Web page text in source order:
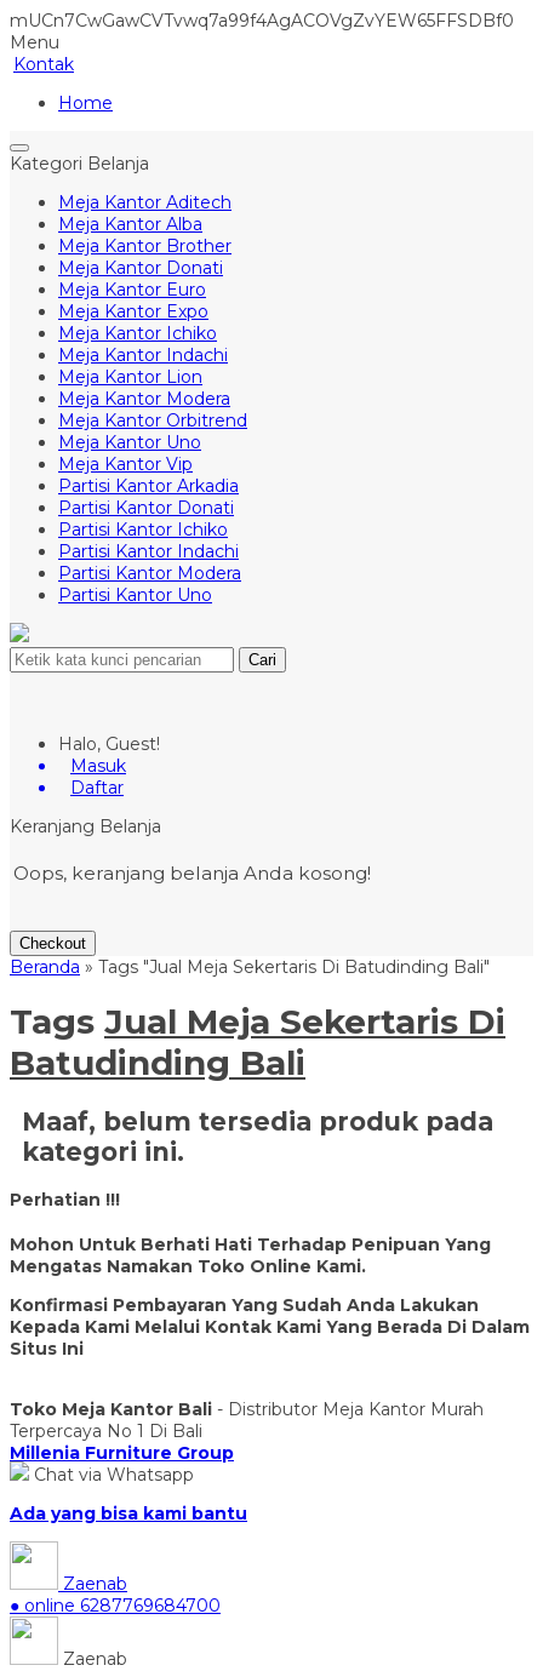
mUCn7CwGawCVTvwq7a99f4AgACOVgZvYEW65FFSDBf0
Menu
Kontak
Home
Kategori Belanja
Meja Kantor Aditech
Meja Kantor Alba
Meja Kantor Brother
Meja Kantor Donati
Meja Kantor Euro
Meja Kantor Expo
Meja Kantor Ichiko
Meja Kantor Indachi
Meja Kantor Lion
Meja Kantor Modera
Meja Kantor Orbitrend
Meja Kantor Uno
Meja Kantor Vip
Partisi Kantor Arkadia
Partisi Kantor Donati
Partisi Kantor Ichiko
Partisi Kantor Indachi
Partisi Kantor Modera
Partisi Kantor Uno
Cari
Halo, Guest!
Masuk
Daftar
Keranjang Belanja
Oops, keranjang belanja Anda kosong!
Checkout
Beranda » Tags "Jual Meja Sekertaris Di Batudinding Bali"
Tags Jual Meja Sekertaris Di
Batudinding Bali
Maaf, belum tersedia produk pada
kategori ini.
Perhatian !!!
Mohon Untuk Berhati Hati Terhadap Penipuan Yang
Mengatas Namakan Toko Online Kami.
Konfirmasi Pembayaran Yang Sudah Anda Lakukan
Kepada Kami Melalui Kontak Kami Yang Berada Di Dalam
Situs Ini
Toko Meja Kantor Bali - Distributor Meja Kantor Murah
Terpercaya No 1 Di Bali
Millenia Furniture Group
Chat via Whatsapp
Ada yang bisa kami bantu
Zaenab
● online 6287769684700
Zaenab